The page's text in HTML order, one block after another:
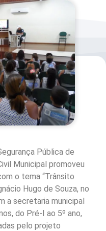
Pública de
Municipal promoveu
o tema “Trânsito
Hugo de Souza, no
a secretaria municipal
do Pré-I ao 5º ano,
pelo projeto